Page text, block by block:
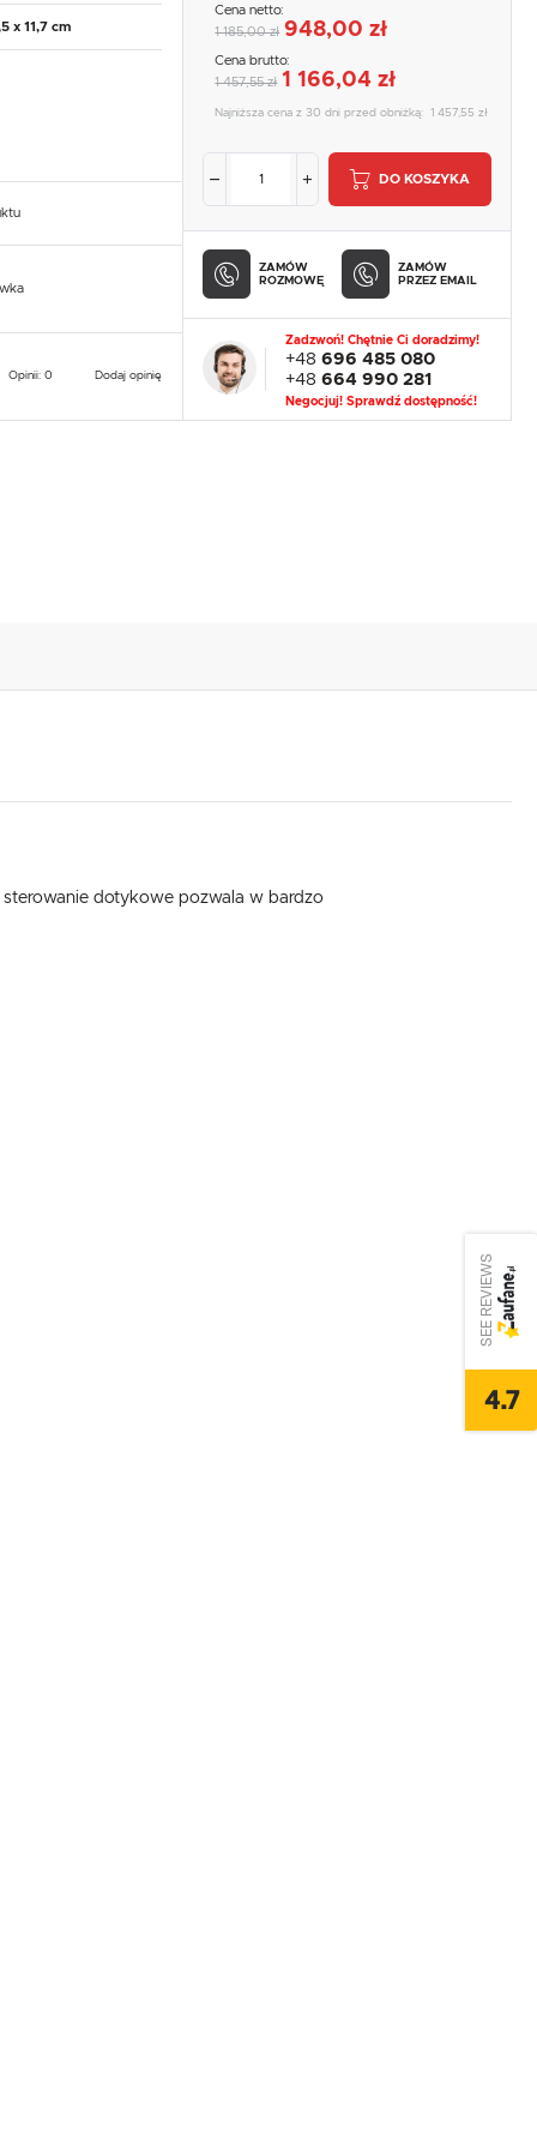
x 11,7 cm
Opinii: 0 Dodaj opinię
Cena netto:
1 185,00 zł 948,00 zł
Cena brutto:
1 457,55 zł 1 166,04 zł
Najniższa cena z 30 dni przed obniżką:1 457,55 zł
DO KOSZYKA
ZAMÓW
ROZMOWĘ
ZAMÓW
PRZEZ EMAIL
Zadzwoń! Chętnie Ci doradzimy!
+48 696 485 080
+48 664 990 281
Negocjuj! Sprawdź dostępność!
sterowanie dotykowe pozwala w bardzo
SEE REVIEWS
4.7